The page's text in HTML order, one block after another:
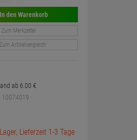
In den Warenkorb
Zum Merkzettel
Zum Artikelvergleich
ab 6. 00 €
10074019
Lieferzeit 1-3 Tage